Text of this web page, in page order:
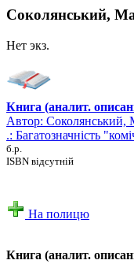
Соколянський,
Нет экз.
Книга (аналит.
Автор: Соколянський,
.: Багатозначність
б.р.
ISBN відсутній
На полицю
Книга (аналит.